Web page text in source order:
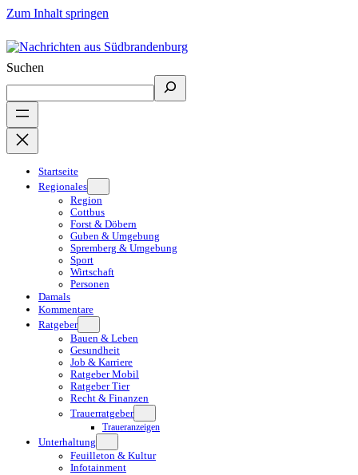
Zum Inhalt springen
Suchen
Startseite
Regionales
Region
Cottbus
Forst & Döbern
Guben & Umgebung
Spremberg & Umgebung
Sport
Wirtschaft
Personen
Damals
Kommentare
Ratgeber
Bauen & Leben
Gesundheit
Job & Karriere
Ratgeber Mobil
Ratgeber Tier
Recht & Finanzen
Trauerratgeber
Traueranzeigen
Unterhaltung
Feuilleton & Kultur
Infotainment